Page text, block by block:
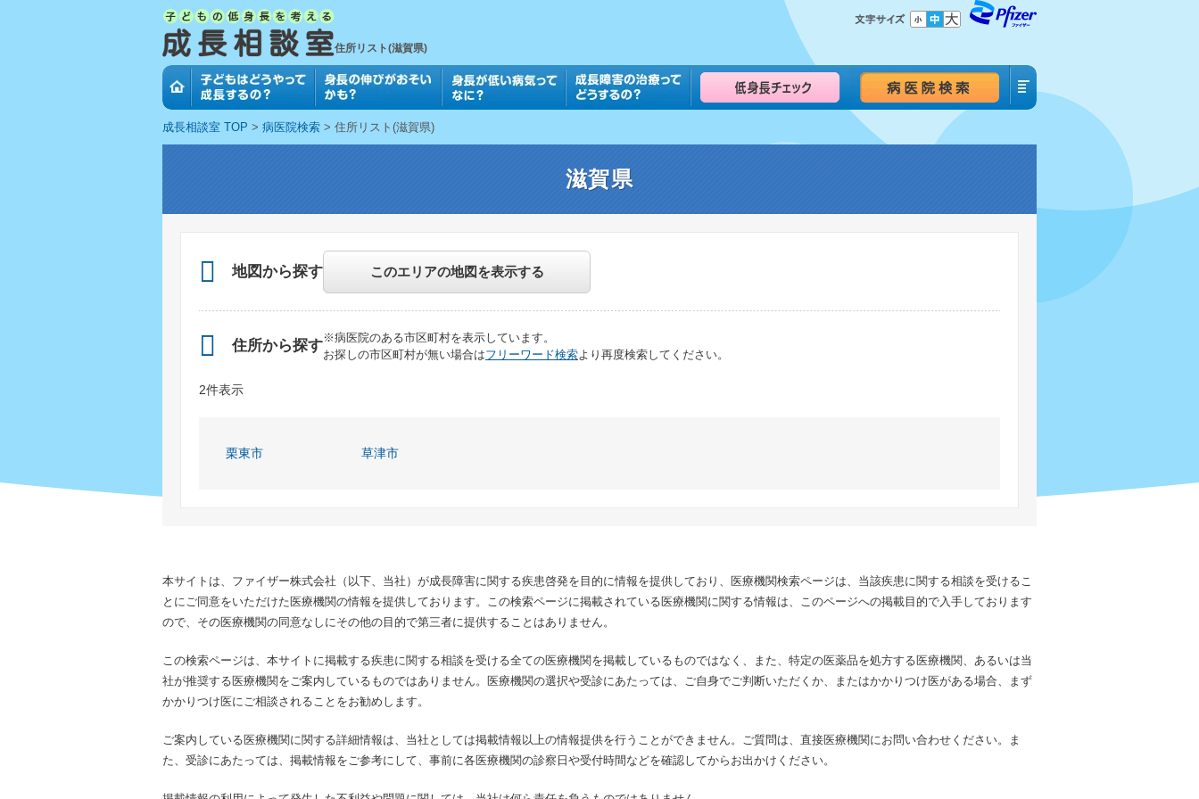
住所リスト(滋賀県)
Main navigation
Breadcrumb
成長相談室 TOP 病医院検索 住所リスト(滋賀県)
滋賀県
地図から探す このエリアの地図を表示する
住所から探す※病医院のある市区町村を表示しています。
お探しの市区町村が無い場合はフリーワード検索より再度検索してください。
2件表示
栗東市 草津市
本サイトは、ファイザー株式会社（以下、当社）が成長障害に関する疾患啓発を目的に情報を提供しており、医療機関検索ページは、当該疾患に関する相談を受けるこ
とにご同意をいただけた医療機関の情報を提供しております。この検索ページに掲載されている医療機関に関する情報は、このページへの掲載目的で入手しております
ので、その医療機関の同意なしにその他の目的で第三者に提供することはありません。
この検索ページは、本サイトに掲載する疾患に関する相談を受ける全ての医療機関を掲載しているものではなく、また、特定の医薬品を処方する医療機関、あるいは当
社が推奨する医療機関をご案内しているものではありません。医療機関の選択や受診にあたっては、ご自身でご判断いただくか、またはかかりつけ医がある場合、まず
かかりつけ医にご相談されることをお勧めします。
ご案内している医療機関に関する詳細情報は、当社としては掲載情報以上の情報提供を行うことができません。ご質問は、直接医療機関にお問い合わせください。ま
た、受診にあたっては、掲載情報をご参考にして、事前に各医療機関の診察日や受付時間などを確認してからお出かけください。